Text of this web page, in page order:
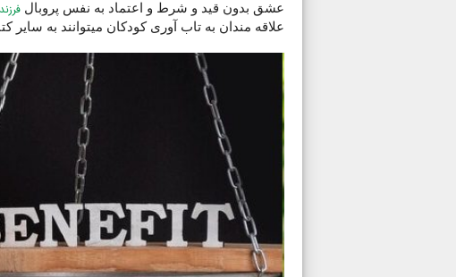
عشق بدون قید و شرط و اعتماد به نفس پروبال
علاقه مندان به تاب آوری کودکان میتوانند به سایر